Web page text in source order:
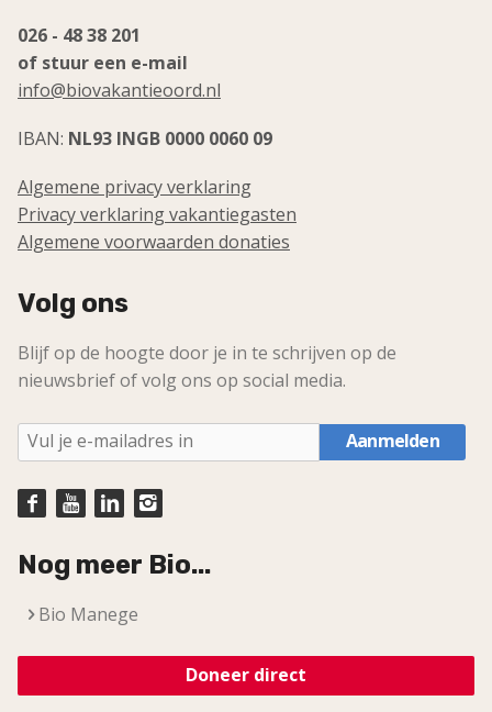
026 - 48 38 201
of stuur een e-mail
info@biovakantieoord.nl
IBAN: NL93 INGB 0000 0060 09
Algemene privacy verklaring
Privacy verklaring vakantiegasten
Algemene voorwaarden donaties
Volg ons
Blijf op de hoogte door je in te schrijven op de
nieuwsbrief of volg ons op social media.
Aanmelden
Nog meer Bio...
Bio Manege
Doneer direct